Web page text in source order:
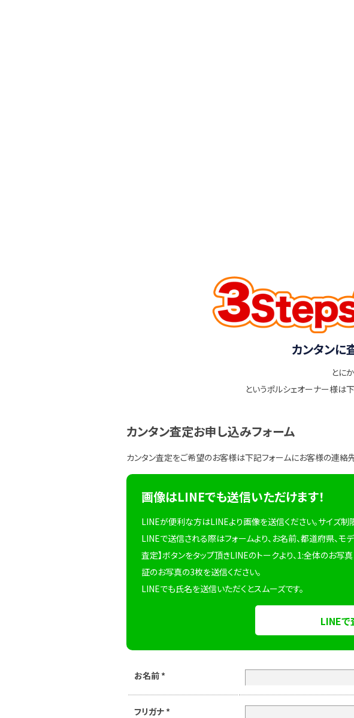
カンタンに
とに
というポルシェオーナー様は
カンタン査定お申し込みフォーム
カンタン査定をご希望のお客様は下記フォームにお客様の連
画像はLINEでも送信いただけます！
LINEが便利な方はLINEより画像を送信ください。サイズ制
LINEで送信される際はフォームより、お名前、都道府県、モ
査定】ボタンをタップ頂きLINEのトークより、1:全体のお
証のお写真の3枚を送信ください。
LINEでも氏名を送信いただくとスムーズです。
LINEで
お名前 *
フリガナ *